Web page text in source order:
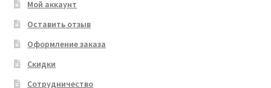
Мой аккаунт
Оставить отзыв
Оформление заказа
Скидки
Сотрудничество